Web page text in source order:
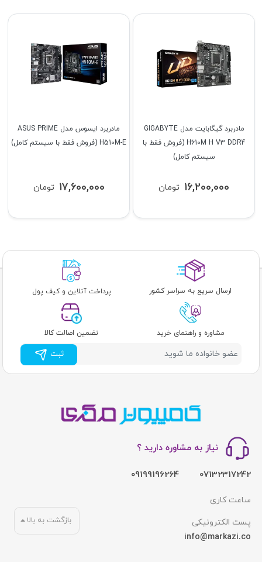
مادربرد ایسوس مدل ASUS PRIME
H510M-E (فروش فقط با سیستم کامل)
تومان 17,600,000
مادربرد گیگابایت مدل GIGABYTE
H610M H V3 DDR4 (فروش فقط با
سیستم کامل)
تومان 16,200,000
ارسال سریع به سراسر کشور پرداخت آنلاین و کیف پول
مشاوره و راهنمای خرید تضمین اصالت کالا
ثبت
نیاز به مشاوره دارید ؟
07132317242
09199196264
ساعت کاری
پست الکترونیکی
info@markazi.co
بازگشت به بالا